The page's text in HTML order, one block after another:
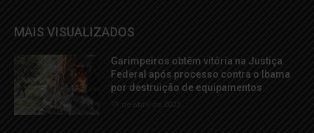
MAIS VISUALIZADOS
Garimpeiros obtêm vitória na Justiça
Federal após processo contra o Ibama
por destruição de equipamentos
19 de abril de 2023